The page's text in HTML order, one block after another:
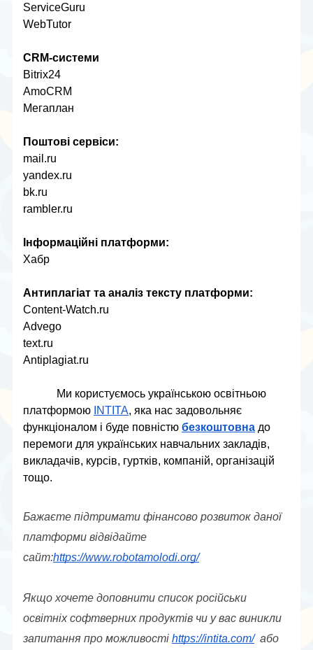
ServiceGuru
WebTutor
CRM-системи
Bitrix24
AmoCRM
Мегаплан
Поштові сервіси:
mail.ru
yandex.ru
bk.ru
rambler.ru
Інформаційні платформи:
Хабр
Антиплагіат та аналіз тексту платформи:
Content-Watch.ru
Advego
text.ru
Antiplagiat.ru
Ми користуємось українською освітньою
платформою INTITA, яка нас задовольняє
функціоналом і буде повністю безкоштовна до
перемоги для українських навчальних закладів,
викладачів, курсів, гуртків, компаній, організацій
тощо.
Бажаєте підтримати фінансово розвиток даної
платформи відвідайте
сайт:https://www.robotamolodi.org/
Якщо хочете доповнити список російськи
освітніх софтверних продуктів чи у вас виникли
запитання про можливості https://intita.com/ або